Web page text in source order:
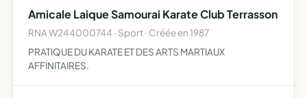
Amicale Laique Samourai Karate Club Terrasson
RNA W244000744 · Sport · Créée en 1987
PRATIQUE DU KARATE ET DES ARTS MARTIAUX
AFFINITAIRES.